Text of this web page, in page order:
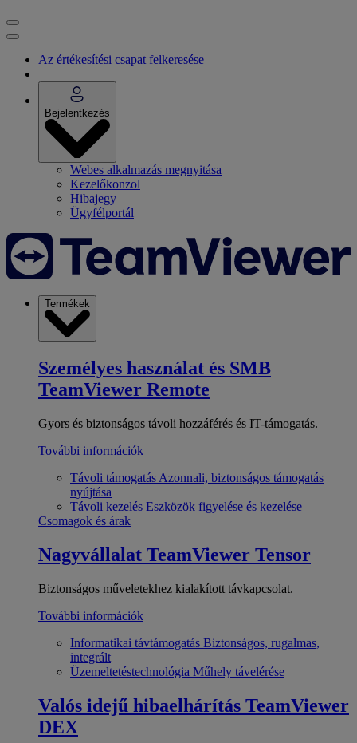
Az értékesítési csapat felkeresése
Bejelentkezés
Webes alkalmazás megnyitása
Kezelőkonzol
Hibajegy
Ügyfélportál
Termékek
Személyes használat és SMB
TeamViewer Remote
Gyors és biztonságos távoli hozzáférés és IT-támogatás.
További információk
Távoli támogatás Azonnali, biztonságos támogatás
nyújtása
Távoli kezelés Eszközök figyelése és kezelése
Csomagok és árak
Nagyvállalat TeamViewer Tensor
Biztonságos műveletekhez kialakított távkapcsolat.
További információk
Informatikai távtámogatás Biztonságos, rugalmas,
integrált
Üzemeltetéstechnológia Műhely távelérése
Valós idejű hibaelhárítás TeamViewer
DEX